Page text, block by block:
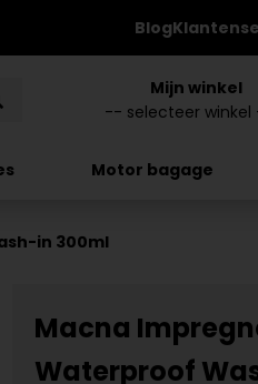
Blog
Mijn winkel
Motor bagage
in 300ml
Macna
Waterproof